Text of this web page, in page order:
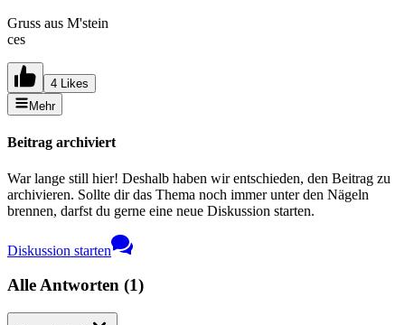
Gruss aus M'stein
ces
4 Likes
Mehr
Beitrag archiviert
War lange still hier! Deshalb haben wir entschieden, den Beitrag zu
archivieren. Sollte dir das Thema noch immer unter den Nägeln
brennen, darfst du gerne eine neue Diskussion starten.
Diskussion starten
Alle Antworten (1)